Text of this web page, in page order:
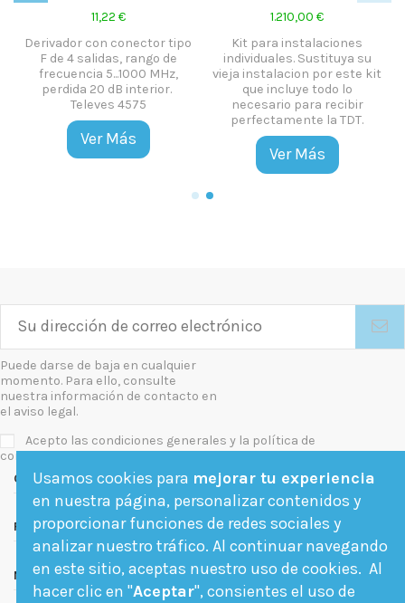
11,22 €
Derivador con conector tipo
F de 4 salidas, rango de
frecuencia 5...1000 MHz,
perdida 20 dB interior.
Televes 4575
Ver Más
1.210,00 €
Kit para instalaciones
individuales. Sustituya su
vieja instalacion por este kit
que incluye todo lo
necesario para recibir
perfectamente la TDT.
Ver Más
Puede darse de baja en cualquier
momento. Para ello, consulte
nuestra información de contacto en
el aviso legal.
Acepto las condiciones generales y la política de
confidencialidad
Contact us
Follow us
Newsletter
Usamos cookies para mejorar tu experiencia
en nuestra página, personalizar contenidos y
proporcionar funciones de redes sociales y
analizar nuestro tráfico. Al continuar navegando
en este sitio, aceptas nuestro uso de cookies. Al
hacer clic en "Aceptar", consientes el uso de